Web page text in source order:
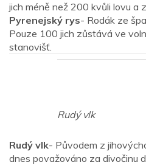
jich méně než 200 kvůli lovu a
Pyrenejský rys- Rodák ze
Pouze 100 jich zůstává ve
stanovišť.
Rudý vlk
Rudý vlk- Původem z
dnes považováno za divočinu